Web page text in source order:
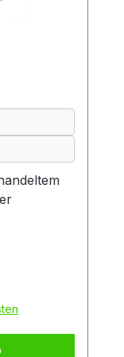
die
alles
und zur